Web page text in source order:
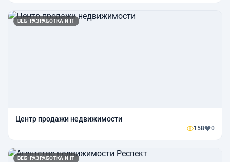
ВЕБ-РАЗРАБОТКА И IT
Центр продажи недвижимости
158 0
ВЕБ-РАЗРАБОТКА И IT